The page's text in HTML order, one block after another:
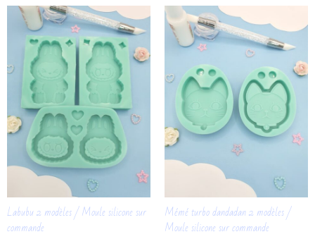
Labubu 2 modèles / Moule silicone sur
commande
Mémé turbo dandadan 2 modèles /
Moule silicone sur commande